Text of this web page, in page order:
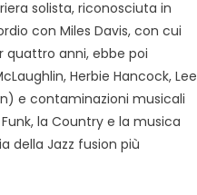
solista, riconosciuta in
con Miles Davis, con cui
quattro anni, ebbe poi
Herbie Hancock, Lee
e contaminazioni musicali
la Country e la musica
della Jazz fusion più